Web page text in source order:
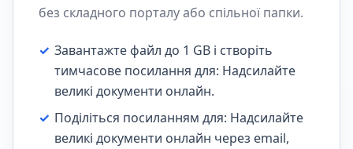
без складного порталу або спільної папки.
✓ Завантажте файл до 1 GB і створіть
тимчасове посилання для: Надсилайте
великі документи онлайн.
✓ Поділіться посиланням для: Надсилайте
великі документи онлайн через email,